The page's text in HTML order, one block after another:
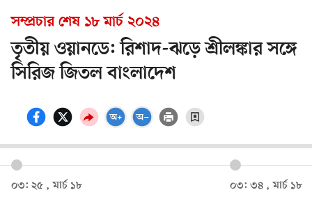
সম্প্রচার শেষ ১৮ মার্চ ২০২৪
তৃতীয় ওয়ানডে: রিশাদ-ঝড়ে শ্রীলঙ্কার সঙ্গে
সিরিজ জিতল বাংলাদেশ
০৩: ২৫ , মার্চ ১৮ ০৩: ৩৪ , মার্চ ১৮